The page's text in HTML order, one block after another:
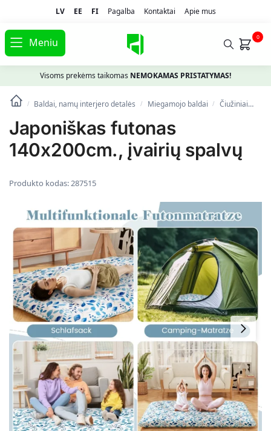
LV EE FI Pagalba Kontaktai Apie mus
Meniu 0
Visoms prekėms taikomas NEMOKAMAS PRISTATYMAS!
/ Baldai, namų interjero detalės / Miegamojo baldai / Čiužiniai
Japoniškas futonas
140x200cm., įvairių spalvų
Produkto kodas:287515